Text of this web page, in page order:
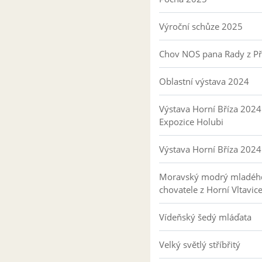
Výroční schůze 2025
Chov NOS pana Rady z
Oblastní výstava 2024
Výstava Horní Bříza 2024
Expozice Holubi
Výstava Horní Bříza 2024
Moravský modrý
chovatele z Horní Vltavice
Vídeňský šedý mláďata
Velký světlý stříbřitý